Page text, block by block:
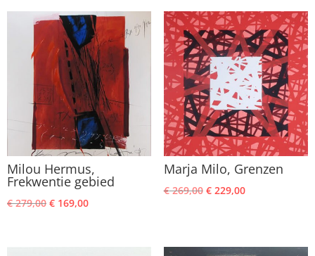
€ 149,00.€ 129,00.
Milou Hermus,
Frekwentie gebied
€279,00 Oorspronkelijke
€ 169,00Huidige
Marja Milo, Grenzen
€269,00 Oorspronkelijke
€ 269,00.
€229,00Huidige
€ 229,00.